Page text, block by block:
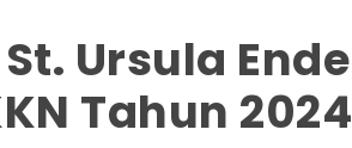
Ursula Ende
Tahun 2024